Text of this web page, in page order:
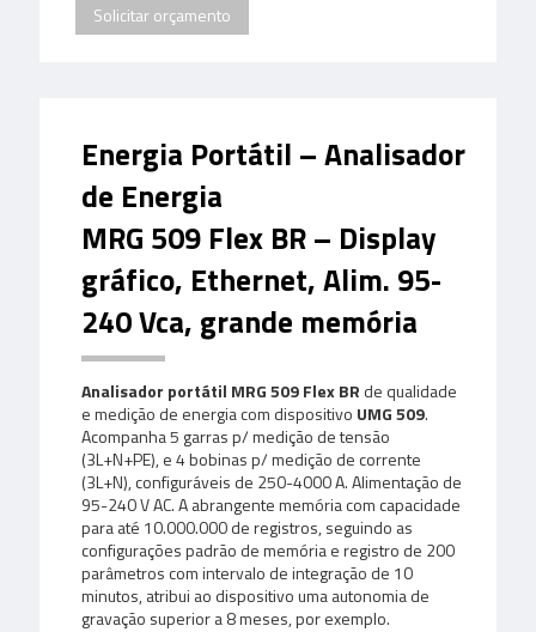
Solicitar orçamento
Energia Portátil – Analisador
de Energia
MRG 509 Flex BR – Display
gráfico, Ethernet, Alim. 95-
240 Vca, grande memória
Analisador portátil MRG 509 Flex BR de qualidade
e medição de energia com dispositivo UMG 509.
Acompanha 5 garras p/ medição de tensão
(3L+N+PE), e 4 bobinas p/ medição de corrente
(3L+N), configuráveis de 250-4000 A. Alimentação de
95-240 V AC. A abrangente memória com capacidade
para até 10.000.000 de registros, seguindo as
configurações padrão de memória e registro de 200
parâmetros com intervalo de integração de 10
minutos, atribui ao dispositivo uma autonomia de
gravação superior a 8 meses, por exemplo.